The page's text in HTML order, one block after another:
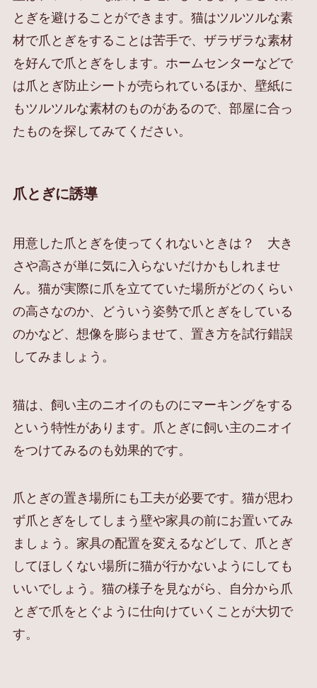
とぎを避けることができます。猫はツルツルな素
材で爪とぎをすることは苦手で、ザラザラな素材
を好んで爪とぎをします。ホームセンターなどで
は爪とぎ防止シートが売られているほか、壁紙に
もツルツルな素材のものがあるので、部屋に合っ
たものを探してみてください。
爪とぎに誘導
用意した爪とぎを使ってくれないときは？ 大き
さや高さが単に気に入らないだけかもしれませ
ん。猫が実際に爪を立てていた場所がどのくらい
の高さなのか、どういう姿勢で爪とぎをしている
のかなど、想像を膨らませて、置き方を試行錯誤
してみましょう。
猫は、飼い主のニオイのものにマーキングをする
という特性があります。爪とぎに飼い主のニオイ
をつけてみるのも効果的です。
爪とぎの置き場所にも工夫が必要です。猫が思わ
ず爪とぎをしてしまう壁や家具の前にお置いてみ
ましょう。家具の配置を変えるなどして、爪とぎ
してほしくない場所に猫が行かないようにしても
いいでしょう。猫の様子を見ながら、自分から爪
とぎで爪をとぐように仕向けていくことが大切で
す。